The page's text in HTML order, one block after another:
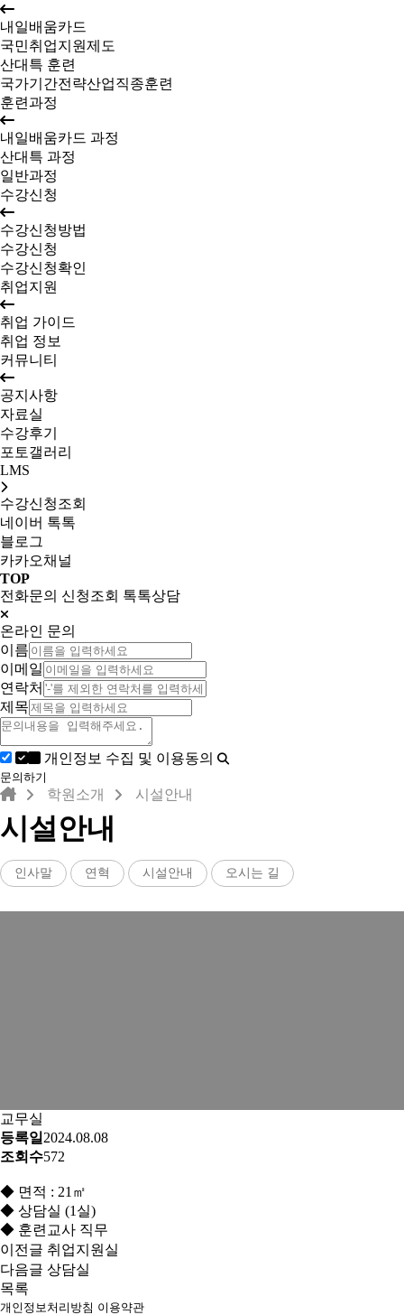
내일배움카드
국민취업지원제도
산대특 훈련
국가기간전략산업직종훈련
훈련과정
내일배움카드 과정
산대특 과정
일반과정
수강신청
수강신청방법
수강신청
수강신청확인
취업지원
취업 가이드
취업 정보
커뮤니티
공지사항
자료실
수강후기
포토갤러리
LMS
수강신청조회
네이버 톡톡
블로그
카카오채널
TOP
전화문의 신청조회 톡톡상담
온라인 문의
이름
이메일
연락처
제목
개인정보 수집 및 이용동의
문의하기
학원소개 시설안내
시설안내
인사말 연혁 시설안내 오시는 길
교무실
등록일 2024.08.08
조회수572
◆ 면적 : 21㎡
◆ 상담실 (1실)
◆ 훈련교사 직무
이전글 취업지원실
다음글 상담실
목록
개인정보처리방침 이용약관